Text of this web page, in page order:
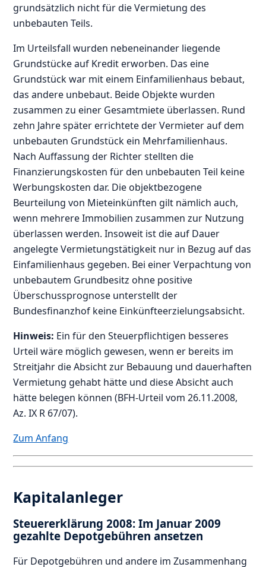
grundsätzlich nicht für die Vermietung des
unbebauten Teils.
Im Urteilsfall wurden nebeneinander liegende
Grundstücke auf Kredit erworben. Das eine
Grundstück war mit einem Einfamilienhaus bebaut,
das andere unbebaut. Beide Objekte wurden
zusammen zu einer Gesamtmiete überlassen. Rund
zehn Jahre später errichtete der Vermieter auf dem
unbebauten Grundstück ein Mehrfamilienhaus.
Nach Auffassung der Richter stellten die
Finanzierungskosten für den unbebauten Teil keine
Werbungskosten dar. Die objektbezogene
Beurteilung von Mieteinkünften gilt nämlich auch,
wenn mehrere Immobilien zusammen zur Nutzung
überlassen werden. Insoweit ist die auf Dauer
angelegte Vermietungstätigkeit nur in Bezug auf das
Einfamilienhaus gegeben. Bei einer Verpachtung von
unbebautem Grundbesitz ohne positive
Überschussprognose unterstellt der
Bundesfinanzhof keine Einkünfteerzielungsabsicht.
Hinweis: Ein für den Steuerpflichtigen besseres
Urteil wäre möglich gewesen, wenn er bereits im
Streitjahr die Absicht zur Bebauung und dauerhaften
Vermietung gehabt hätte und diese Absicht auch
hätte belegen können (BFH-Urteil vom 26.11.2008,
Az. IX R 67/07).
Zum Anfang
Kapitalanleger
Steuererklärung 2008: Im Januar 2009
gezahlte Depotgebühren ansetzen
Für Depotgebühren und andere im Zusammenhang